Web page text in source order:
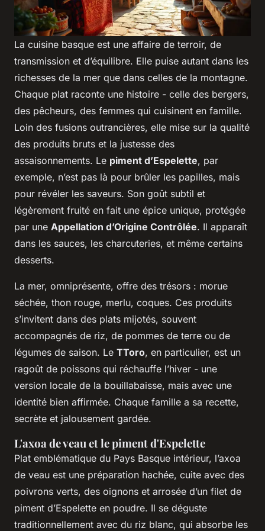
La cuisine basque est une affaire de terroir, de
transmission et d’équilibre. Elle puise autant dans les
richesses de la mer que dans celles de la montagne.
Chaque plat raconte une histoire - celle des bergers,
des pêcheurs, des femmes qui cuisinent en famille.
Loin des fusions outrancières, elle mise sur la qualité
des produits bruts et la justesse des
assaisonnements. Le piment d’Espelette, par
exemple, n’est pas là pour brûler les papilles, mais
pour révéler les saveurs. Son goût subtil et
légèrement fruité en fait une épice unique, protégée
par une Appellation d’Origine Contrôlée. Il apparaît
dans les sauces, les charcuteries, et même certains
desserts.
La mer, omniprésente, offre des trésors : morue
séchée, thon rouge, merlu, coques. Ces produits
s’invitent dans des plats mijotés, souvent
accompagnés de riz, de pommes de terre ou de
légumes de saison. Le TToro, en particulier, est un
ragoût de poissons qui réchauffe l’hiver - une
version locale de la bouillabaisse, mais avec une
identité bien affirmée. Chaque famille a sa recette,
secrète et jalousement gardée.
L'axoa de veau et le piment d'Espelette
Plat emblématique du Pays Basque intérieur, l’axoa
de veau est une préparation hachée, cuite avec des
poivrons verts, des oignons et arrosée d’un filet de
piment d’Espelette en poudre. Il se déguste
traditionnellement avec du riz blanc, qui absorbe les